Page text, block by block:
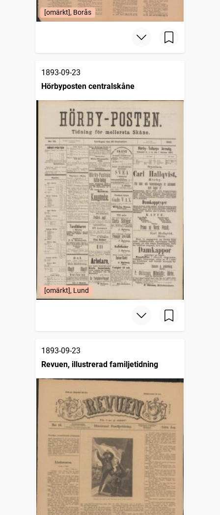
[omärkt], Borås
1893-09-23
Hörbyposten centralskåne
[omärkt], Lund
1893-09-23
Revuen, illustrerad familjetidning